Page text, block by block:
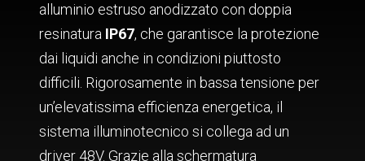
alluminio estruso anodizzato con doppia
resinatura IP67, che garantisce la protezione
dai liquidi anche in condizioni piuttosto
difficili. Rigorosamente in bassa tensione per
un’elevatissima efficienza energetica, il
sistema illuminotecnico si collega ad un
driver 48V. Grazie alla schermatura